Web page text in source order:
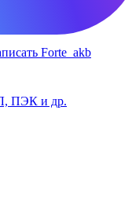
Forte_akb
ПЭК и др.